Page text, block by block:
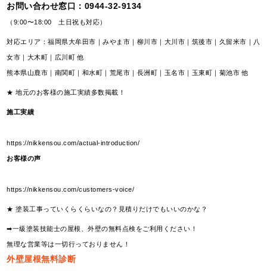
お問い合わせ窓口： 0944-32-9134
（9:00〜18:00 土日祝も対応）
対応エリア：福岡県大牟田市｜みやま市｜柳川市｜大川市｜筑後市｜久留米市｜八
女市｜大木町｜広川町 他
熊本県山鹿市｜南関町｜和水町｜荒尾市｜長洲町｜玉名市｜玉東町｜菊池市 他
★ 地元のお客様の施工実績多数掲載！
施工実績
https://nikkensou.com/actual-introduction/
お客様の声
https://nikkensou.com/customers-voice/
★ 塗装工事っていくらくらいなの？見積りだけでもいいのかな？
➡一級塗装技能士の屋根、外壁の無料点検をご利用ください！
無理な営業等は一切行っておりません！
外壁屋根無料診断